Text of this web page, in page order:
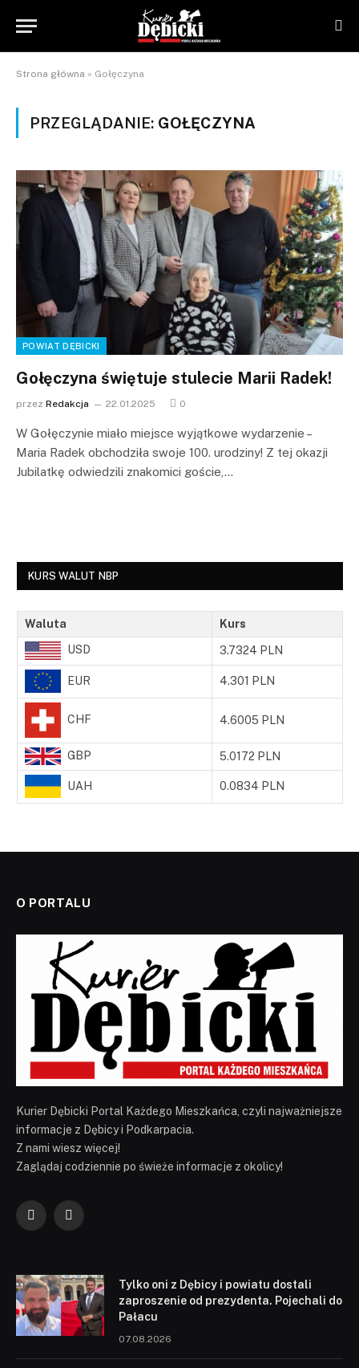
Strona główna » Gołęczyna
PRZEGLĄDANIE: GOŁĘCZYNA
POWIAT DĘBICKI
Gołęczyna świętuje stulecie Marii Radek!
przez Redakcja 22.01.2025 0
W Gołęczynie miało miejsce wyjątkowe wydarzenie –
Maria Radek obchodziła swoje 100. urodziny! Z tej okazji
Jubilatkę odwiedzili znakomici goście,…
KURS WALUT NBP
Waluta Kurs
USD 3.7324 PLN
EUR 4.301 PLN
CHF 4.6005 PLN
GBP 5.0172 PLN
UAH 0.0834 PLN
O PORTALU
Kurier Dębicki Portal Każdego Mieszkańca, czyli najważniejsze
informacje z Dębicy i Podkarpacia.
Z nami wiesz więcej!
Zaglądaj codziennie po świeże informacje z okolicy!
FacebookYouTube
Tylko oni z Dębicy i powiatu dostali
zaproszenie od prezydenta. Pojechali do
Pałacu
07.08.2026